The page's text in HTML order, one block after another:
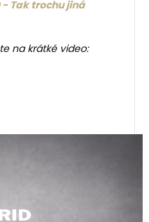
- Tak trochu jiná
na krátké video: